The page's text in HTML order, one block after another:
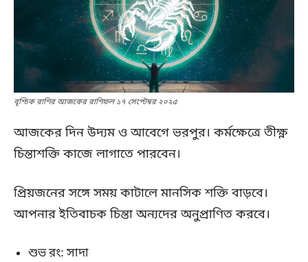
বৃশ্চিক রাশির আজকের রাশিফল ১৭ সেপ্টেম্বর ২০২৫
আজকের দিন উদ্যম ও আবেগে ভরপুর। কর্মক্ষেত্রে তীক্ষ্ণ
চিন্তাশক্তি কাজে লাগাতে পারবেন।
প্রিয়জনের সঙ্গে সময় কাটালে মানসিক শক্তি বাড়বে।
আপনার ইতিবাচক চিন্তা অন্যদের অনুপ্রাণিত করবে।
শুভ রং: সাদা